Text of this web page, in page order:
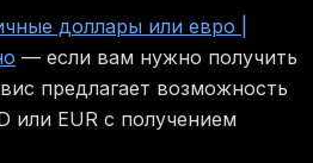
доллары или евро |
— если вам нужно получить
предлагает возможность
или EUR с получением